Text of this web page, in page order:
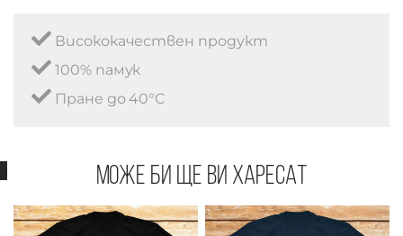
Висококачествен продукт
100% памук
Пране до 40°C
Може би ще ви харесат